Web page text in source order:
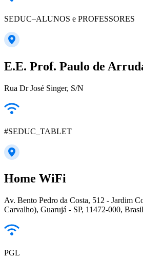
SEDUC–ALUNOS e PROFESSORES
E.E. Prof. Paulo de
Rua Dr José Singer, S/N
#SEDUC_TABLET
Home WiFi
Av. Bento Pedro da Costa, 512 - Jardim
Carvalho), Guarujá - SP, 11472-000, Brasil
PGL